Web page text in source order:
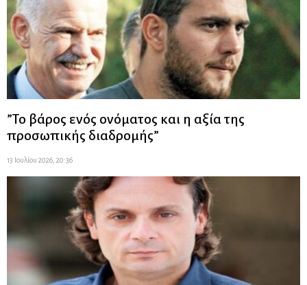
”Το βάρος ενός ονόματος και η αξία της
προσωπικής διαδρομής”
13 Ιουλίου 2026, 20:36